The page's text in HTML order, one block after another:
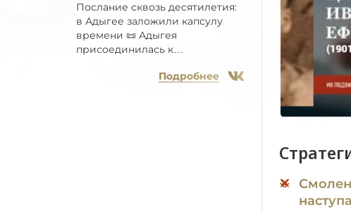
Послание сквозь десятилетия:
в Адыгее заложили капсулу
времени 📜 Адыгея
присоединилась к
Подробнее